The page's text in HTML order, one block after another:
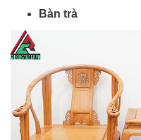
Bàn trà